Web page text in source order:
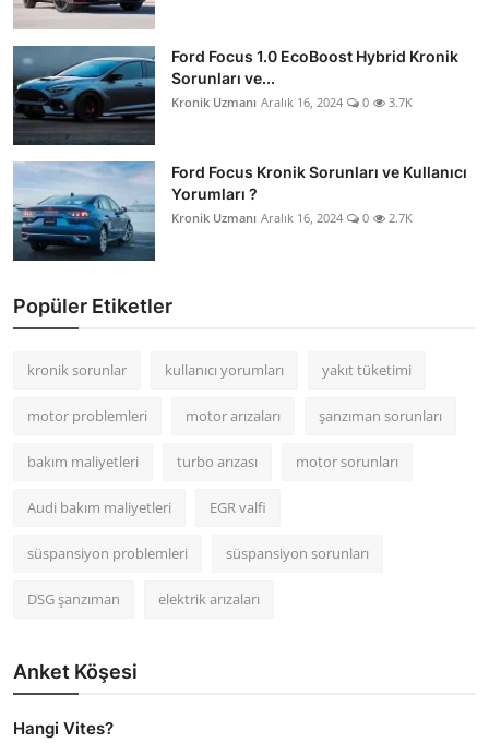
Ford Focus 1.0 EcoBoost Hybrid Kronik
Sorunları ve...
Kronik Uzmanı Aralık 16, 2024 0 3.7K
Ford Focus Kronik Sorunları ve Kullanıcı
Yorumları ?
Kronik Uzmanı Aralık 16, 2024 0 2.7K
Popüler Etiketler
kronik sorunlar kullanıcı yorumları yakıt tüketimi
motor problemleri motor arızaları şanzıman sorunları
bakım maliyetleri turbo arızası motor sorunları
Audi bakım maliyetleri EGR valfi
süspansiyon problemleri süspansiyon sorunları
DSG şanzıman elektrik arızaları
Anket Köşesi
Hangi Vites?